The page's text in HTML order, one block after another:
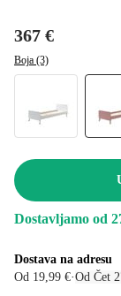
367 €
Boja (3)
Dostavljamo od
Dostava na adresu
Od 19,99 €·Od Čet